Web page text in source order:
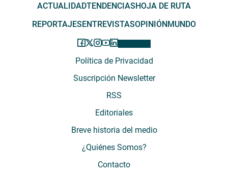
ACTUALIDADTENDENCIAS HOJA DE RUTA
REPORTAJES ENTREVISTASOPINIÓN MUNDO
Política de Privacidad
Suscripción Newsletter
RSS
Editoriales
Breve historia del medio
¿Quiénes Somos?
Contacto